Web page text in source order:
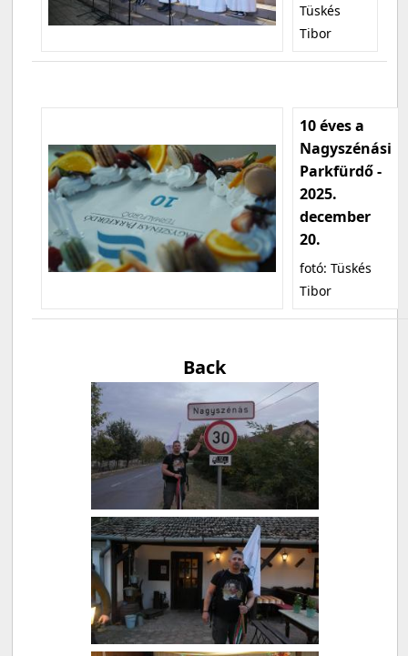
Tüskés
Tibor
10 éves a
Nagyszénási
Parkfürdő -
2025.
december
20.
fotó: Tüskés
Tibor
Back